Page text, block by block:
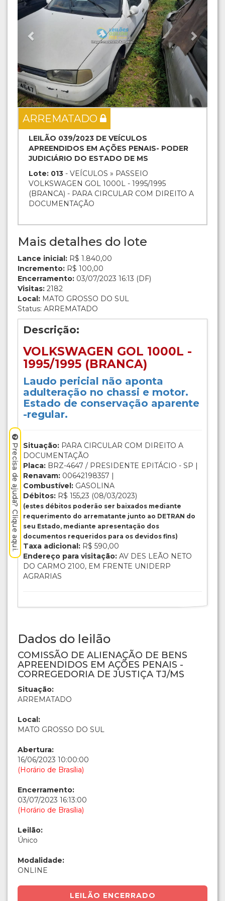
ARREMATADO
LEILÃO 039/2023 DE VEÍCULOS
APREENDIDOS EM AÇÕES PENAIS- PODER
JUDICIÁRIO DO ESTADO DE MS
Lote: 013 - VEÍCULOS » PASSEIO
VOLKSWAGEN GOL 1000L - 1995/1995
(BRANCA) - PARA CIRCULAR COM DIREITO A
DOCUMENTAÇÃO
Mais detalhes do lote
Lance inicial: R$ 1.840,00
Incremento: R$ 100,00
Encerramento: 03/07/2023 16:13 (DF)
Visitas: 2182
Local: MATO GROSSO DO SUL
Status: ARREMATADO
Descrição:
VOLKSWAGEN GOL 1000L -
1995/1995 (BRANCA)
Laudo pericial não aponta
adulteração no chassi e motor.
Estado de conservação aparente
-regular.
Situação: PARA CIRCULAR COM DIREITO A
DOCUMENTAÇÃO
Placa: BRZ-4647 / PRESIDENTE EPITÁCIO - SP |
Renavam: 00642198357 |
Combustível: GASOLINA
Débitos: R$ 155,23 (08/03/2023)
(estes débitos poderão ser baixados mediante
requerimento do arrematante junto ao DETRAN do
seu Estado, mediante apresentação dos
documentos requeridos para os devidos fins)
Taxa adicional: R$ 590,00
Endereço para visitação: AV DES LEÃO NETO
DO CARMO 2100, EM FRENTE UNIDERP
AGRARIAS
Dados do leilão
COMISSÃO DE ALIENAÇÃO DE BENS
APREENDIDOS EM AÇÕES PENAIS -
CORREGEDORIA DE JUSTIÇA TJ/MS
Situação:
ARREMATADO
Local:
MATO GROSSO DO SUL
Abertura:
16/06/2023 10:00:00
(Horário de Brasília)
Encerramento:
03/07/2023 16:13:00
(Horário de Brasília)
Leilão:
Único
Modalidade:
ONLINE
LEILÃO ENCERRADO
Precisa de ajuda? Clique aqui.